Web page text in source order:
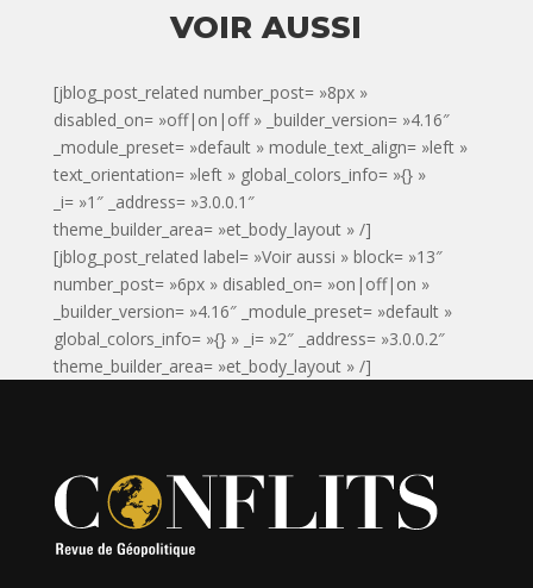
VOIR AUSSI
[jblog_post_related number_post= »8px »
disabled_on= »off|on|off » _builder_version= »4.16″
_module_preset= »default » module_text_align= »left »
text_orientation= »left » global_colors_info= »{} »
_i= »1″ _address= »3.0.0.1″
theme_builder_area= »et_body_layout » /]
[jblog_post_related label= »Voir aussi » block= »13″
number_post= »6px » disabled_on= »on|off|on »
_builder_version= »4.16″ _module_preset= »default »
global_colors_info= »{} » _i= »2″ _address= »3.0.0.2″
theme_builder_area= »et_body_layout » /]